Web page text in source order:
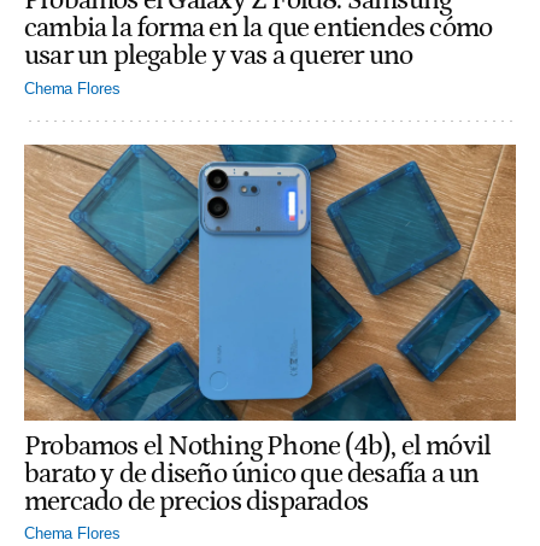
cambia la forma en la que entiendes cómo
usar un plegable y vas a querer uno
Chema Flores
Probamos el Nothing Phone (4b), el móvil
barato y de diseño único que desafía a un
mercado de precios disparados
Chema Flores